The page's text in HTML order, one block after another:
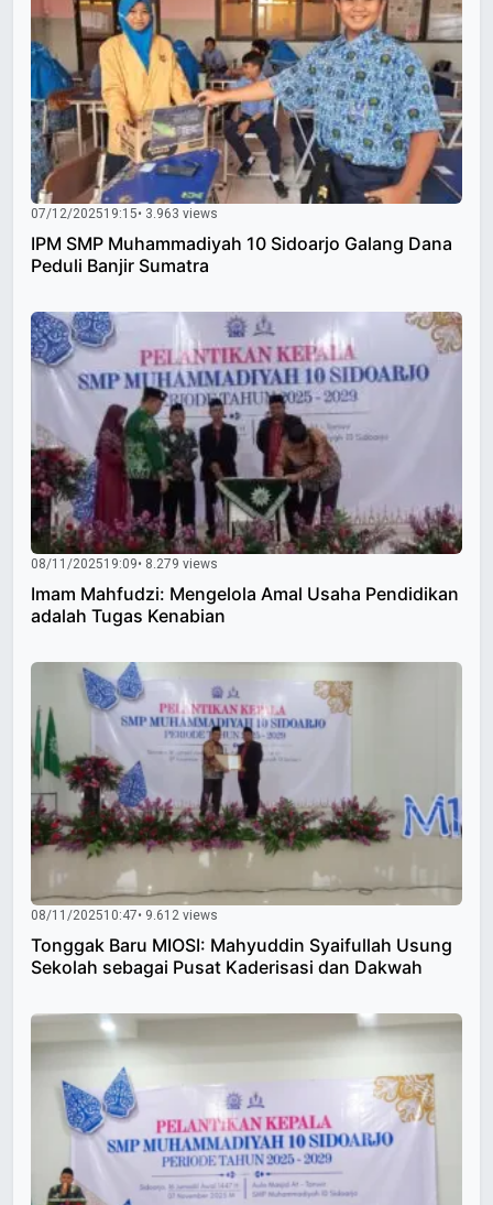
07/12/202519:15• 3.963 views
IPM SMP Muhammadiyah 10 Sidoarjo Galang Dana
Peduli Banjir Sumatra
08/11/202519:09• 8.279 views
Imam Mahfudzi: Mengelola Amal Usaha Pendidikan
adalah Tugas Kenabian
08/11/202510:47• 9.612 views
Tonggak Baru MIOSI: Mahyuddin Syaifullah Usung
Sekolah sebagai Pusat Kaderisasi dan Dakwah